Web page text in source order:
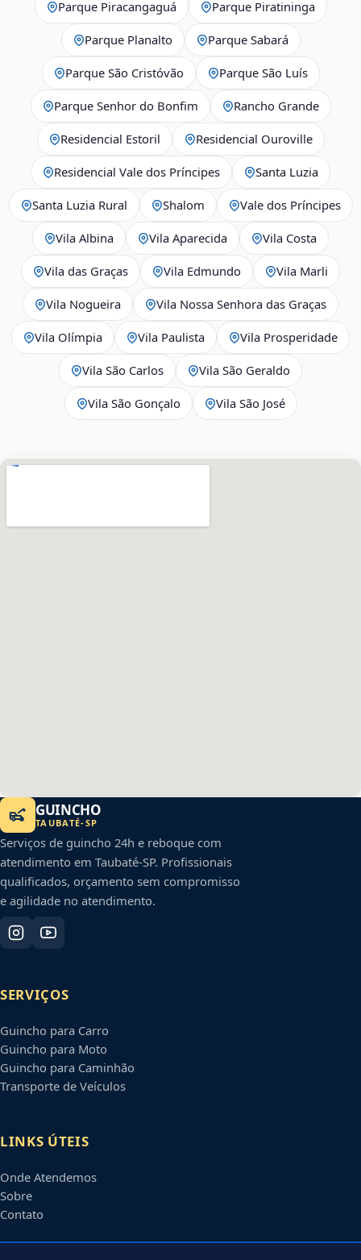
Parque Piracangaguá Parque Piratininga
Parque Planalto Parque Sabará
Parque São Cristóvão Parque São Luís
Parque Senhor do Bonfim Rancho Grande
Residencial Estoril Residencial Ouroville
Residencial Vale dos Príncipes Santa Luzia
Santa Luzia Rural Shalom Vale dos Príncipes
Vila Albina Vila Aparecida Vila Costa
Vila das Graças Vila Edmundo Vila Marli
Vila Nogueira Vila Nossa Senhora das Graças
Vila Olímpia Vila Paulista Vila Prosperidade
Vila São Carlos Vila São Geraldo
Vila São Gonçalo Vila São José
GUINCHO
TAUBATÉ-SP
Serviços de guincho 24h e reboque com
atendimento em Taubaté-SP. Profissionais
qualificados, orçamento sem compromisso
e agilidade no atendimento.
SERVIÇOS
Guincho para Carro
Guincho para Moto
Guincho para Caminhão
Transporte de Veículos
LINKS ÚTEIS
Onde Atendemos
Sobre
Contato